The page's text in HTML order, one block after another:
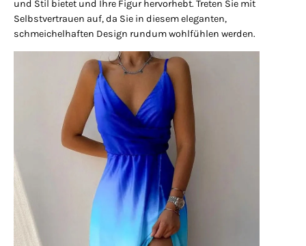
und Stil bietet und Ihre Figur hervorhebt. Treten Sie mit
Selbstvertrauen auf, da Sie in diesem eleganten,
schmeichelhaften Design rundum wohlfühlen werden.